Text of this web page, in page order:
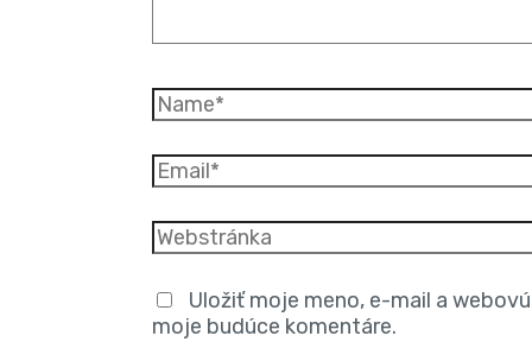
Uložiť moje meno, e-mail a
moje budúce komentáre.